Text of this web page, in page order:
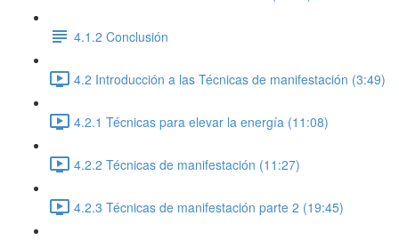
4.1.2 Conclusión
4.2 Introducción a las Técnicas de manifestación (3:49)
4.2.1 Técnicas para elevar la energía (11:08)
4.2.2 Técnicas de manifestación (11:27)
4.2.3 Técnicas de manifestación parte 2 (19:45)